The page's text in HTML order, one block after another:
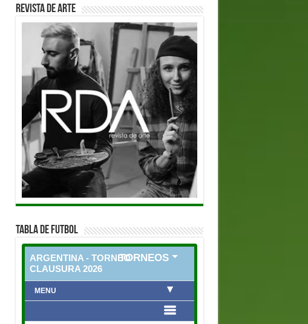
REVISTA DE ARTE
TABLA DE FUTBOL